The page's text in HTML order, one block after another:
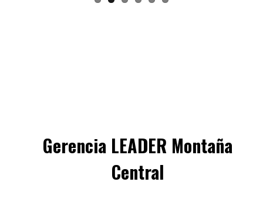
Gerencia LEADER Montaña
Central